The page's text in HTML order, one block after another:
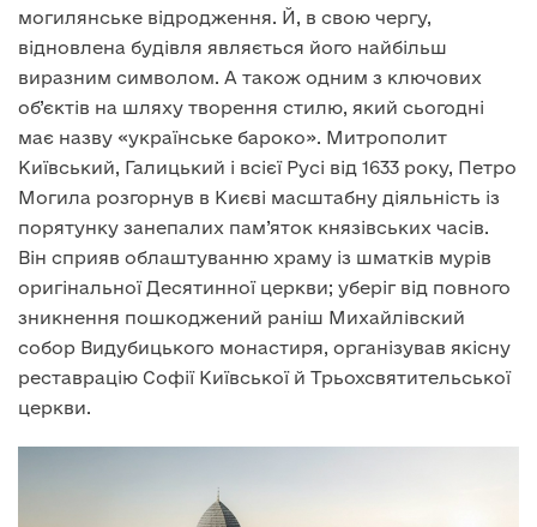
могилянське відродження. Й, в свою чергу,
відновлена будівля являється його найбільш
виразним символом. А також одним з ключових
об’єктів на шляху творення стилю, який сьогодні
має назву «українське бароко». Митрополит
Київський, Галицький і всієї Русі від 1633 року, Петро
Могила розгорнув в Києві масштабну діяльність із
порятунку занепалих пам’яток князівських часів.
Він сприяв облаштуванню храму із шматків мурів
оригінальної Десятинної церкви; уберіг від повного
зникнення пошкоджений раніш Михайлівский
собор Видубицького монастиря, організував якісну
реставрацію Софії Київської й Трьохсвятительської
церкви.